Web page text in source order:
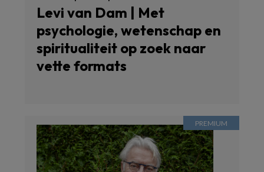
Levi van Dam | Met
psychologie, wetenschap en
spiritualiteit op zoek naar
vette formats